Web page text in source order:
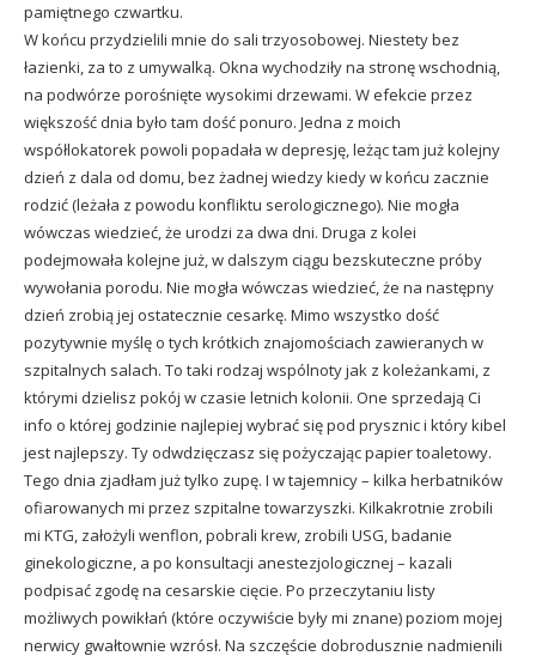
pamiętnego czwartku.
W końcu przydzielili mnie do sali trzyosobowej. Niestety bez
łazienki, za to z umywalką. Okna wychodziły na stronę wschodnią,
na podwórze porośnięte wysokimi drzewami. W efekcie przez
większość dnia było tam dość ponuro. Jedna z moich
współlokatorek powoli popadała w depresję, leżąc tam już kolejny
dzień z dala od domu, bez żadnej wiedzy kiedy w końcu zacznie
rodzić (leżała z powodu konfliktu serologicznego). Nie mogła
wówczas wiedzieć, że urodzi za dwa dni. Druga z kolei
podejmowała kolejne już, w dalszym ciągu bezskuteczne próby
wywołania porodu. Nie mogła wówczas wiedzieć, że na następny
dzień zrobią jej ostatecznie cesarkę. Mimo wszystko dość
pozytywnie myślę o tych krótkich znajomościach zawieranych w
szpitalnych salach. To taki rodzaj wspólnoty jak z koleżankami, z
którymi dzielisz pokój w czasie letnich kolonii. One sprzedają Ci
info o której godzinie najlepiej wybrać się pod prysznic i który kibel
jest najlepszy. Ty odwdzięczasz się pożyczając papier toaletowy.
Tego dnia zjadłam już tylko zupę. I w tajemnicy – kilka herbatników
ofiarowanych mi przez szpitalne towarzyszki. Kilkakrotnie zrobili
mi KTG, założyli wenflon, pobrali krew, zrobili USG, badanie
ginekologiczne, a po konsultacji anestezjologicznej – kazali
podpisać zgodę na cesarskie cięcie. Po przeczytaniu listy
możliwych powikłań (które oczywiście były mi znane) poziom mojej
nerwicy gwałtownie wzrósł. Na szczęście dobrodusznie nadmienili